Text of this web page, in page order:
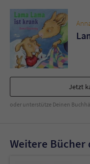
Jetzt
oder unterstütze Deinen
Weitere Bücher
Name
Anbieter
Dieses